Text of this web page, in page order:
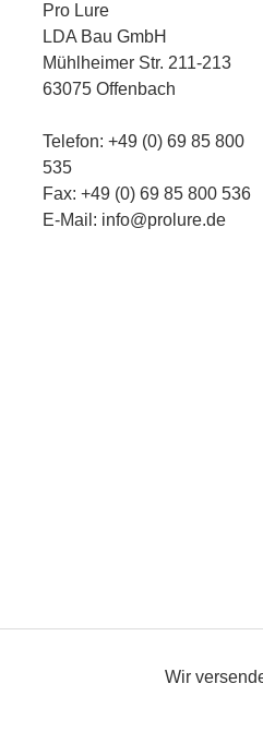
Pro Lure
LDA Bau GmbH
Mühlheimer Str. 211-213
63075 Offenbach
Telefon: +49 (0) 69 85 800
535
Fax: +49 (0) 69 85 800 536
E-Mail: info@prolure.de
Wir